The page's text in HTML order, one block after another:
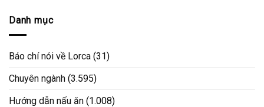
Danh mục
Báo chí nói về Lorca (31)
Chuyên ngành (3.595)
Hướng dẫn nấu ăn (1.008)